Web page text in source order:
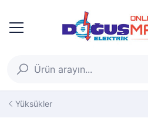
Yüksükler